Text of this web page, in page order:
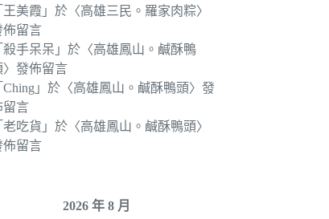
王美霞 」於〈高雄三民。羅家肉粽〉
佈留言
殺手呆呆 」於〈高雄鳳山。鹹酥鴨
〉發佈留言
Ching 」於〈高雄鳳山。鹹酥鴨頭〉發
留言
老吃貨 」於〈高雄鳳山。鹹酥鴨頭〉
佈留言
2026 年 8 月